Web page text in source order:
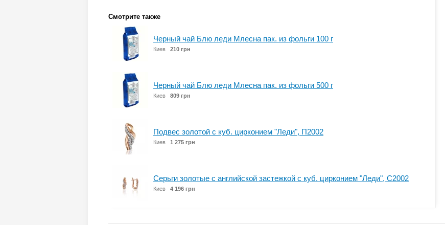
Смотрите также
Черный чай Блю леди Млесна пак. из фольги 100 г
Киев 210 грн
Черный чай Блю леди Млесна пак. из фольги 500 г
Киев 809 грн
Подвес золотой с куб. цирконием "Леди", П2002
Киев 1 275 грн
Серьги золотые с английской застежкой с куб. цирконием "Леди", С2002
Киев 4 196 грн